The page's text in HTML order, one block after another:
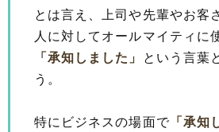
とは言え、上司や先輩やお客
人に対してオールマイティに
「承知しました」
という言葉
う。
特にビジネスの場面で「承知